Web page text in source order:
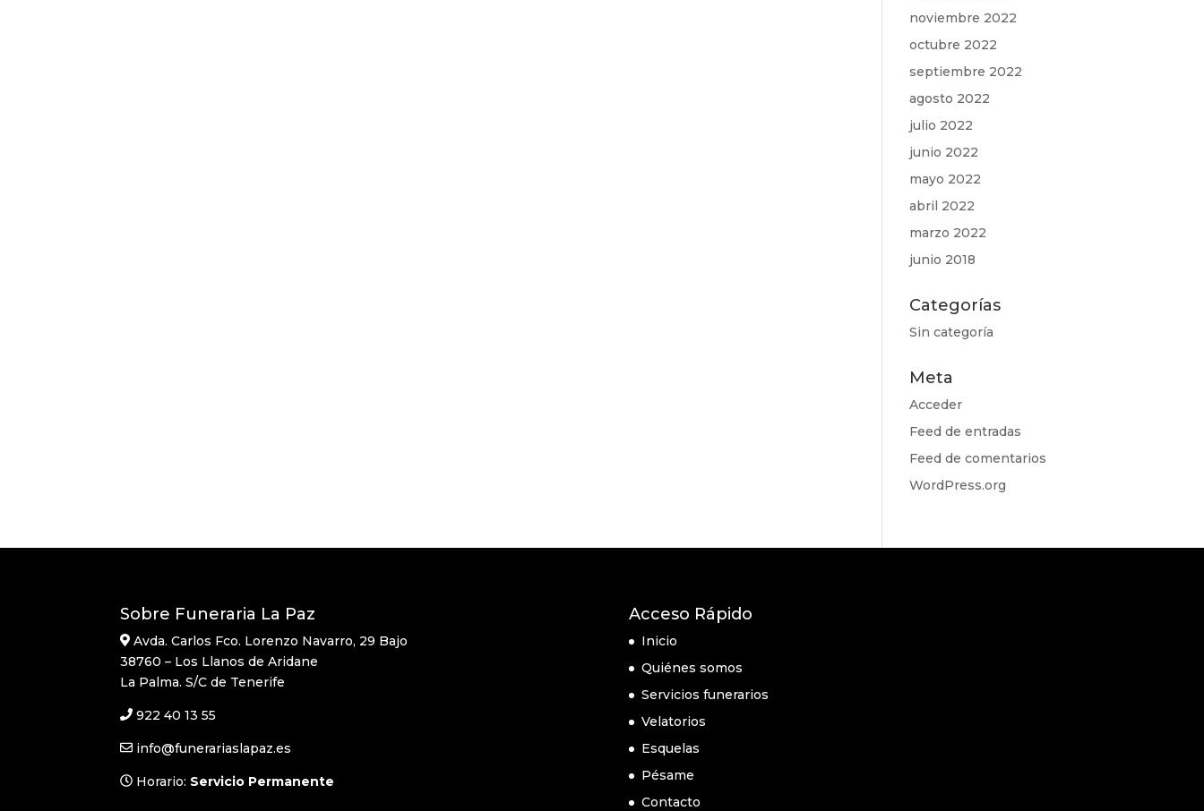
noviembre 2022
octubre 2022
septiembre 2022
agosto 2022
julio 2022
junio 2022
mayo 2022
abril 2022
marzo 2022
junio 2018
Categorías
Sin categoría
Meta
Acceder
Feed de entradas
Feed de comentarios
WordPress.org
Sobre Funeraria La Paz
Avda. Carlos Fco. Lorenzo Navarro, 29 Bajo
38760 – Los Llanos de Aridane
La Palma. S/C de Tenerife
922 40 13 55
info@funerariaslapaz.es
Horario: Servicio Permanente
Acceso Rápido
Inicio
Quiénes somos
Servicios funerarios
Velatorios
Esquelas
Pésame
Contacto